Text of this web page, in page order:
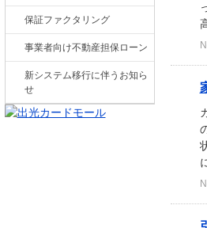
保証ファクタリング
事業者向け不動産担保ローン
新システム移行に伴うお知ら
せ